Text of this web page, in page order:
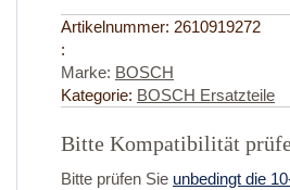
Artikelnummer: 2610919272
:
Marke: BOSCH
Kategorie: BOSCH Ersatzteile
Bitte Kompatibilität
Bitte prüfen Sie unbedingt die